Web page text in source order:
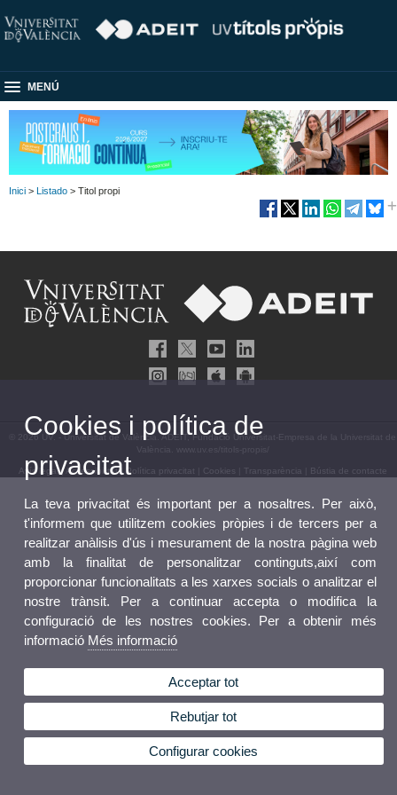
MENÚ
Inici > Listado > Titol propi
© 2026 UV. - Universitat de València. ADEIT, Fundació Universitat-Empresa de la Universitat de
València. www.uv.es/titols-propis/
Avís legal|Accessibilitat| Política privacitat Cookies Transparència Bústia de contacte
Cookies i política de
privacitat
La teva privacitat és important per a nosaltres. Per això,
t'informem que utilitzem cookies pròpies i de tercers per a
realitzar anàlisis d'ús i mesurament de la nostra pàgina web
amb la finalitat de personalitzar continguts,així com
proporcionar funcionalitats a les xarxes socials o analitzar el
nostre trànsit. Per a continuar accepta o modifica la
configuració de les nostres cookies. Per a obtenir més
informació Més informació
Acceptar tot
Rebutjar tot
Configurar cookies